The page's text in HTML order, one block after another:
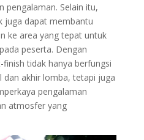
pengalaman. Selain itu,
juga dapat membantu
ke area yang tepat untuk
peserta. Dengan
tidak hanya berfungsi
dan akhir lomba, tetapi juga
pengalaman
atmosfer yang